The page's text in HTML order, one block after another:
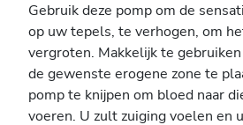
Gebruik deze pomp om de
op uw tepels, te verhogen, om
vergroten. Makkelijk te
de gewenste erogene zone te
pomp te knijpen om bloed naar
voeren. U zult zuiging voelen en